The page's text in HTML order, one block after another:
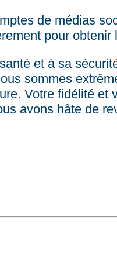
de médias
pour
et à sa
sommes
Votre fidélité et
avons hâte de